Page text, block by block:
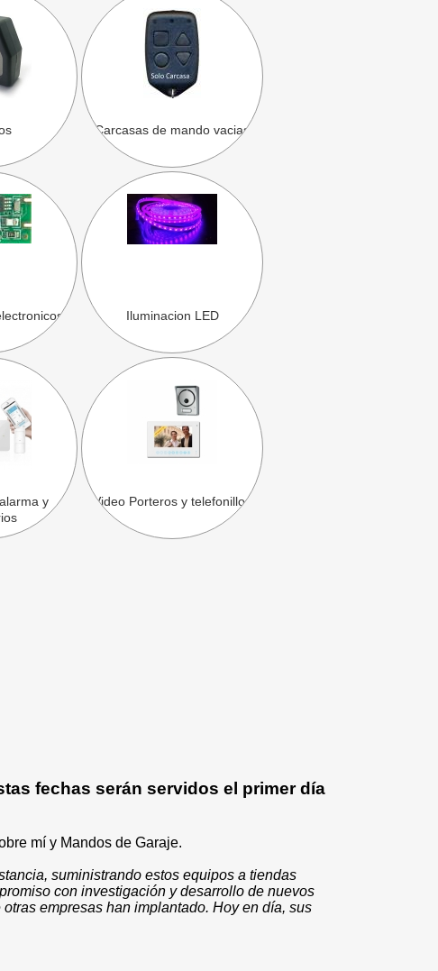
Carcasas de mando vacias
Iluminacion LED
y
Video Porteros y telefonillos
fechas serán servidos el primer día
mí y Mandos de Garaje.
suministrando estos equipos a tiendas
con investigación y desarrollo de nuevos
empresas han implantado. Hoy en día, sus